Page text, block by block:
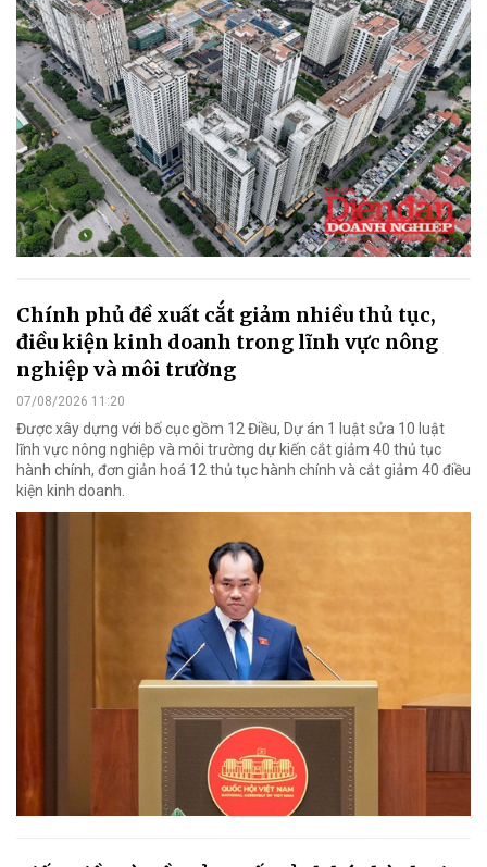
Chính phủ đề xuất cắt giảm nhiều thủ tục,
điều kiện kinh doanh trong lĩnh vực nông
nghiệp và môi trường
07/08/2026 11:20
Được xây dựng với bố cục gồm 12 Điều, Dự án 1 luật sửa 10 luật
lĩnh vực nông nghiệp và môi trường dự kiến cắt giảm 40 thủ tục
hành chính, đơn giản hoá 12 thủ tục hành chính và cắt giảm 40 điều
kiện kinh doanh.